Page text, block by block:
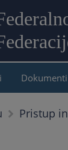
Dokumenti
Pristup